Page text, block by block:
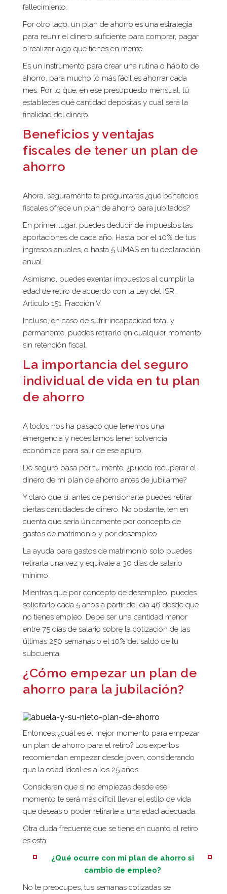
fallecimiento.
Por otro lado, un plan de ahorro es una estrategia
para reunir el dinero suficiente para comprar, pagar
o realizar algo que tienes en mente.
Es un instrumento para crear una rutina o hábito de
ahorro, para mucho lo más fácil es ahorrar cada
mes. Por lo que, en ese presupuesto mensual, tú
estableces qué cantidad depositas y cuál será la
finalidad del dinero.
Beneficios y ventajas
fiscales de tener un plan de
ahorro
Ahora, seguramente te preguntarás ¿qué beneficios
fiscales ofrece un plan de ahorro para jubilados?
En primer lugar, puedes deducir de impuestos las
aportaciones de cada año. Hasta por el 10% de tus
ingresos anuales, o hasta 5 UMAS en tu declaración
anual.
Asimismo, puedes exentar impuestos al cumplir la
edad de retiro de acuerdo con la Ley del ISR,
Artículo 151, Fracción V.
Incluso, en caso de sufrir incapacidad total y
permanente, puedes retirarlo en cualquier momento
sin retención fiscal.
La importancia del seguro
individual de vida en tu plan
de ahorro
A todos nos ha pasado que tenemos una
emergencia y necesitamos tener solvencia
económica para salir de ese apuro.
De seguro pasa por tu mente, ¿puedo recuperar el
dinero de mi plan de ahorro antes de jubilarme?
Y claro que sí, antes de pensionarte puedes retirar
ciertas cantidades de dinero. No obstante, ten en
cuenta que sería únicamente por concepto de
gastos de matrimonio y por desempleo.
La ayuda para gastos de matrimonio solo puedes
retirarla una vez y equivale a 30 días de salario
mínimo.
Mientras que por concepto de desempleo, puedes
solicitarlo cada 5 años a partir del día 46 desde que
no tienes empleo. Debe ser una cantidad menor
entre 75 días de salario sobre la cotización de las
últimas 250 semanas o el 10% del saldo de tu
subcuenta.
¿Cómo empezar un plan de
ahorro para la jubilación?
Entonces, ¿cuál es el mejor momento para empezar
un plan de ahorro para el retiro? Los expertos
recomiendan empezar desde joven, considerando
que la edad ideal es a los 25 años.
Consideran que si no empiezas desde ese
momento te será más difícil llevar el estilo de vida
que deseas o poder retirarte a una edad adecuada.
Otra duda frecuente que se tiene en cuanto al retiro
es esta:
¿Qué ocurre con mi plan de ahorro si
cambio de empleo?
No te preocupes, tus semanas cotizadas se